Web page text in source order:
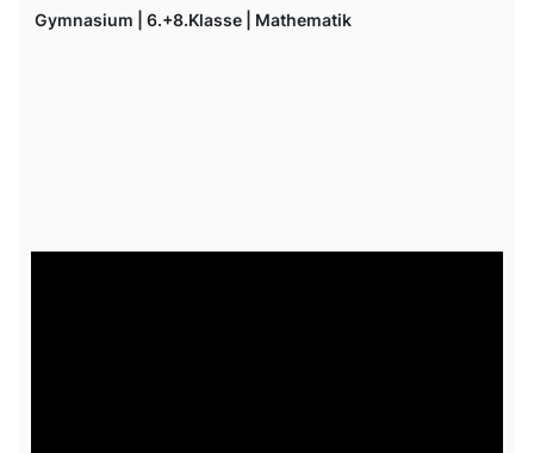
Gymnasium | 6.+8.Klasse | Mathematik